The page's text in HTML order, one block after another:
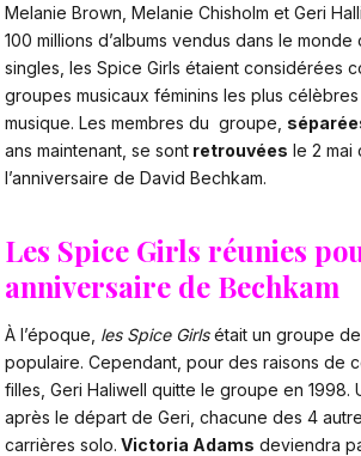
Melanie Brown, Melanie Chisholm et Geri
100 millions d’albums vendus dans le monde
singles, les Spice Girls étaient considérées
groupes musicaux féminins les plus
musique. Les membres du groupe,
ans maintenant, se sont retrouvées le 2 mai
l’anniversaire de David Bechkam.
Les Spice Girls réunies
anniversaire de Bechkam
À l’époque, les Spice Girlsétait un groupe
populaire. Cependant, pour des raisons de
filles, Geri Haliwell quitte le groupe en 1998.
après le départ de Geri, chacune des 4
carrières solo. Victoria Adams deviendra